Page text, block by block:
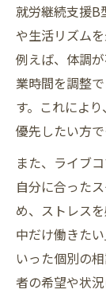
就労継続支援B
や生活リズム
例えば、体調
業時間を調整
す。これによ
優先したい方
また、ライブ
自分に合った
め、ストレス
中だけ働きた
いった個別の
者の希望や状